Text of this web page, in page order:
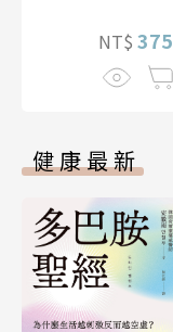
NT$ 375
健康最新